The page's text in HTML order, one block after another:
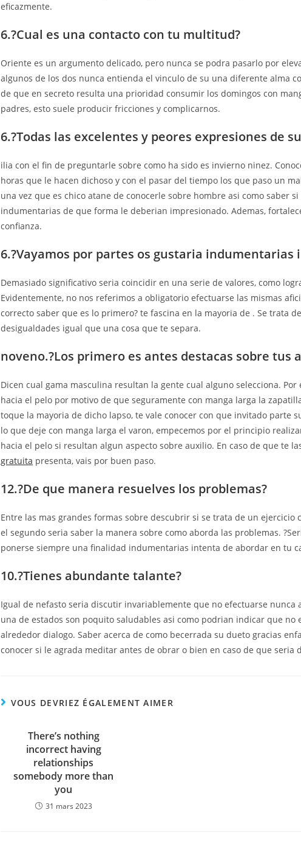
eficazmente.
6.?Cual es una contacto con tu multitud?
Oriente es un argumento delicado, pero nunca se podra pasarlo por
algunos de los dos nunca entienda el vinculo de su una diferente alma
de que en secreto resulta una prioridad consumir los domingos con
padres, esto suele producir fricciones y complicarnos.
6.?Todas las excelentes y peores expresiones de
ilia con el fin de preguntarle sobre como ha sido es invierno ninez.
horas que le hacen dichoso y con el pasar del tiempo los que paso un
una vez que es chico atane de conocerle sobre hombre asi­ como saber
indumentarias de que forma le deberian impresionado. Ademas,
confianza.
6.?Vayamos por partes os gustaria indumentarias
Demasiado significativo seri­a coincidir en una serie de valores, como
Evidentemente, no nos referimos a obligatorio efectuarse las mismas
correcto saber que es lo primero? te fascina en la mayori­a de . Se trata
desigualdades igual que una cosa que te separa.
noveno.?Los primero es antes destacas sobre tus
Dicen cual gama masculina resultan la gente cual alguno selecciona. Por
hacia el pelo por motivo de que seguramente con manga larga la
toque la mayoria de dicho lapso, te vale conocer con que invitado parte
lo que deje con manga larga el varon, empecemos por el principio
hacia el pelo si resultan algun aspecto sobre auxilio. En caso de que te
gratuita presenta, vais por buen paso.
12.?De que manera resuelves los problemas?
Entre las mas grandes formas sobre descubrir si se trata de un ejercicio
el segundo seri­a saber la manera sobre como aborda las problemas.
ponerse siempre una finalidad indumentarias intenta de abordar en tu
10.?Tienes abundante talante?
Igual de nefasto seri­a discutir invariablemente que no efectuarse nunca
una de estados son poquito saludables asi­ como podrian indicar que no
alrededor dialogo. Saber acerca de como becerrada su dueto gracias
conocer si le agrada meditar antes de obrar o bien en caso de que seri­a
VOUS DEVRIEZ ÉGALEMENT AIMER
There’s nothing
incorrect having
relationships
somebody more than
you
31 mars 2023